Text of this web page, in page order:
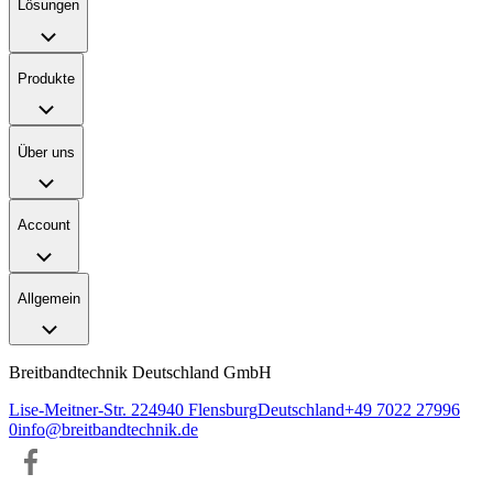
Lösungen
Produkte
Über uns
Account
Allgemein
Breitbandtechnik Deutschland GmbH
Lise-Meitner-Str. 224940 FlensburgDeutschland+49 7022 27996
0info@breitbandtechnik.de